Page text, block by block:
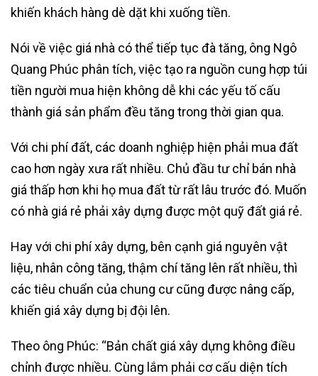
khiến khách hàng dè dặt khi xuống tiền.
Nói về việc giá nhà có thể tiếp tục đà tăng, ông Ngô
Quang Phúc phân tích, việc tạo ra nguồn cung hợp túi
tiền người mua hiện không dễ khi các yếu tố cấu
thành giá sản phẩm đều tăng trong thời gian qua.
Với chi phí đất, các doanh nghiệp hiện phải mua đất
cao hơn ngày xưa rất nhiều. Chủ đầu tư chỉ bán nhà
giá thấp hơn khi họ mua đất từ rất lâu trước đó. Muốn
có nhà giá rẻ phải xây dựng được một quỹ đất giá rẻ.
Hay với chi phí xây dựng, bên cạnh giá nguyên vật
liệu, nhân công tăng, thậm chí tăng lên rất nhiều, thì
các tiêu chuẩn của chung cư cũng được nâng cấp,
khiến giá xây dựng bị đội lên.
Theo ông Phúc: “Bản chất giá xây dựng không điều
chỉnh được nhiều. Cùng lắm phải cơ cấu diện tích